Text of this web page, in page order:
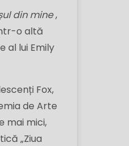
din mine,
o altă
al lui Emily
Fox,
de Arte
mai mici,
„Ziua